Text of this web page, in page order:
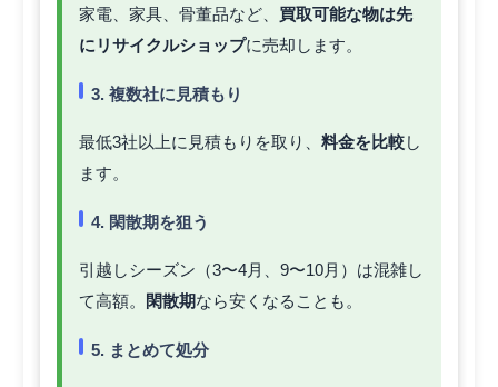
家電、家具、骨董品など、 買取可能な物は先
にリサイクルショップに売却します。
3. 複数社に見積もり
最低3社以上に見積もりを取り、 料金を比較し
ます。
4. 閑散期を狙う
引越しシーズン（3〜4月、9〜10月）は混雑し
て高額。
閑散期なら安くなることも。
5. まとめて処分